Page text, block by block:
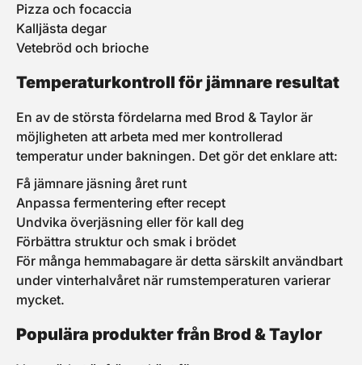
Pizza och focaccia
Kalljästa degar
Vetebröd och brioche
Temperaturkontroll för jämnare resultat
En av de största fördelarna med Brod & Taylor är
möjligheten att arbeta med mer kontrollerad
temperatur under bakningen. Det gör det enklare att:
Få jämnare jäsning året runt
Anpassa fermentering efter recept
Undvika överjäsning eller för kall deg
Förbättra struktur och smak i brödet
För många hemmabagare är detta särskilt användbart
under vinterhalvåret när rumstemperaturen varierar
mycket.
Populära produkter från Brod & Taylor